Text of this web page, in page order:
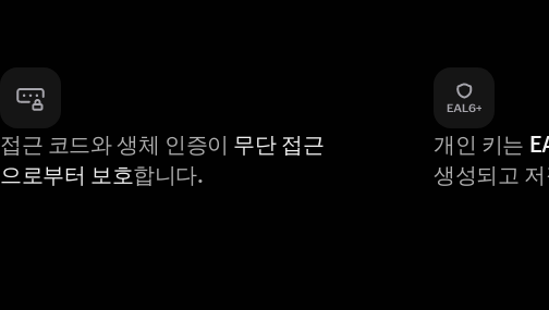
접근 코드와 생체 인증이 무단 접근
으로부터 보호합니다.
개인 키는
생성되고